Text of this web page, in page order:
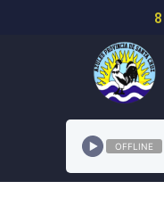
OFFLINE